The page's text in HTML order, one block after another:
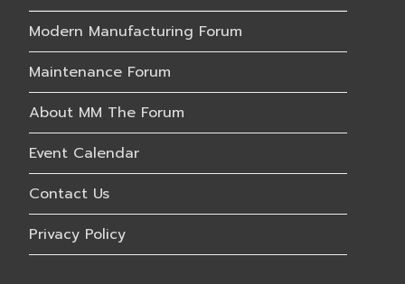
Modern Manufacturing Forum
Maintenance Forum
About MM The Forum
Event Calendar
Contact Us
Privacy Policy